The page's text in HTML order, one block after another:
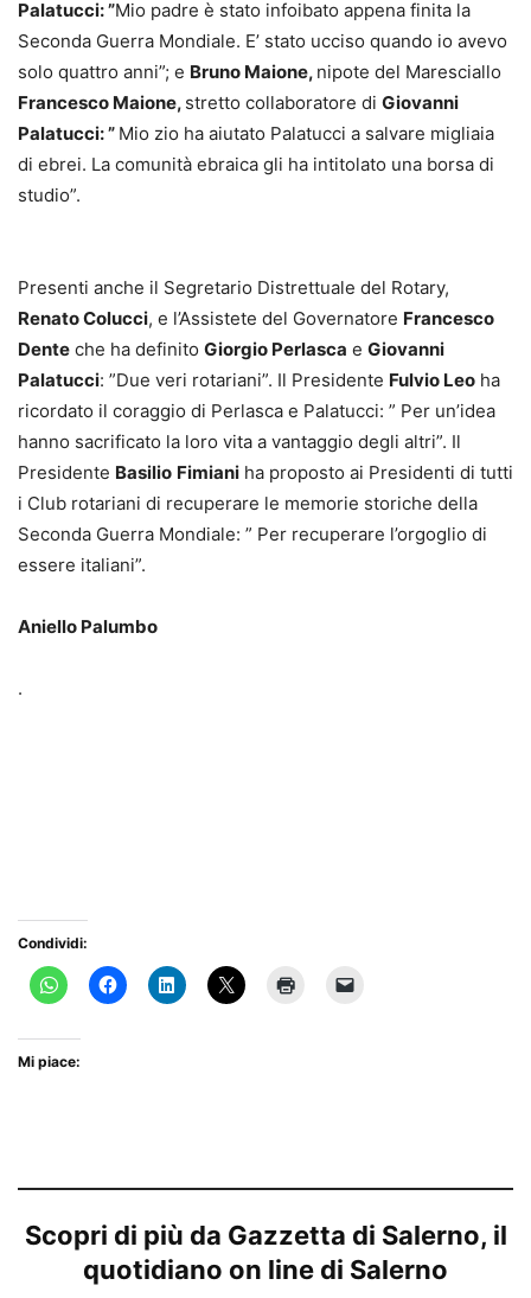
Palatucci: ”Mio padre è stato infoibato appena finita la
Seconda Guerra Mondiale. E’ stato ucciso quando io avevo
solo quattro anni”; e Bruno Maione, nipote del Maresciallo
Francesco Maione, stretto collaboratore di Giovanni
Palatucci: ” Mio zio ha aiutato Palatucci a salvare migliaia
di ebrei. La comunità ebraica gli ha intitolato una borsa di
studio”.
Presenti anche il Segretario Distrettuale del Rotary,
Renato Colucci, e l’Assistete del Governatore Francesco
Dente che ha definito Giorgio Perlasca e Giovanni
Palatucci: ”Due veri rotariani”. Il Presidente Fulvio Leo ha
ricordato il coraggio di Perlasca e Palatucci: ” Per un’idea
hanno sacrificato la loro vita a vantaggio degli altri”. Il
Presidente Basilio Fimiani ha proposto ai Presidenti di tutti
i Club rotariani di recuperare le memorie storiche della
Seconda Guerra Mondiale: ” Per recuperare l’orgoglio di
essere italiani”.
Aniello Palumbo
.
Condividi:
Mi piace:
Scopri di più da Gazzetta di Salerno, il
quotidiano on line di Salerno